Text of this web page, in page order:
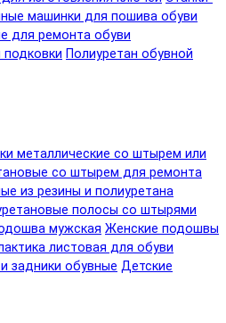
машинки для пошива обуви
для ремонта обуви
подковки Полиуретан обувной
металлические со штырем или
со штырем для ремонта
из резины и полиуретана
полосы со штырями
мужская Женские подошвы
листовая для обуви
задники обувные Детские